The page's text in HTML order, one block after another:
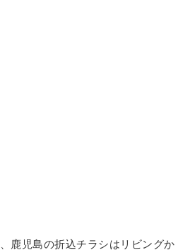
、鹿児島の折込チラシはリビングか